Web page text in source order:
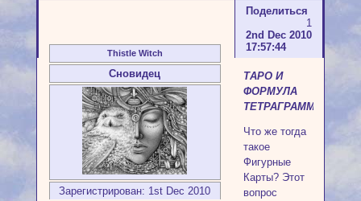
Поделиться
1
2nd Dec 2010
17:57:44
Thistle Witch
Сновидец
Зарегистрирован: 1st Dec 2010
ТАРО И
ФОРМУЛА
ТЕТРАГРАММАТОНА
Что же тогда
такое
Фигурные
Карты? Этот
вопрос